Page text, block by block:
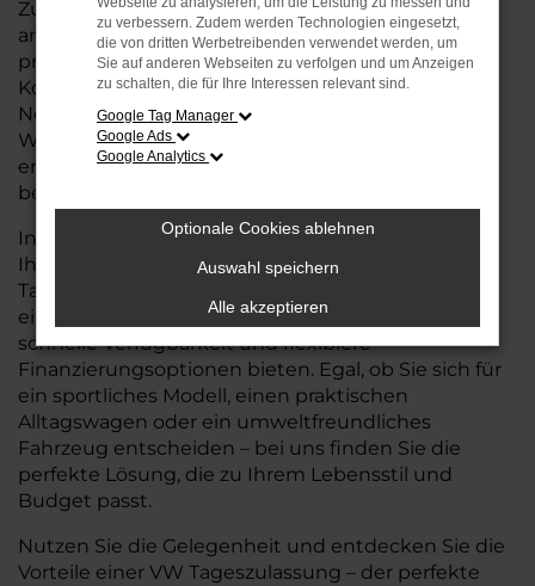
Zustand und mit voller Herstellergarantie
angeboten werden. Sie erhalten also ein Auto, das
praktisch neu ist, jedoch zu deutlich günstigeren
Konditionen im Vergleich zum regulären
Neuwagenpreis. So können Sie Ihr
Wunschfahrzeug zu einem attraktiven Preis
erwerben und müssen dabei keine Kompromisse
bei der Qualität eingehen.
In unserem Autohaus für Cuxhaven bieten wir
Ihnen eine große Auswahl an VW
Tageszulassungen, die Ihnen nicht nur den Vorteil
eines nahezu neuen Autos, sondern auch eine
schnelle Verfügbarkeit und flexiblere
Finanzierungsoptionen bieten. Egal, ob Sie sich für
ein sportliches Modell, einen praktischen
Alltagswagen oder ein umweltfreundliches
Fahrzeug entscheiden – bei uns finden Sie die
perfekte Lösung, die zu Ihrem Lebensstil und
Budget passt.
Nutzen Sie die Gelegenheit und entdecken Sie die
Vorteile einer VW Tageszulassung – der perfekte
zu verbessern. Zudem werden Technologien eingesetzt,
die von dritten Werbetreibenden verwendet werden, um
Sie auf anderen Webseiten zu verfolgen und um Anzeigen
zu schalten, die für Ihre Interessen relevant sind.
Google Tag Manager
Google Ads
Google Analytics
Optionale Cookies ablehnen
Auswahl speichern
Alle akzeptieren